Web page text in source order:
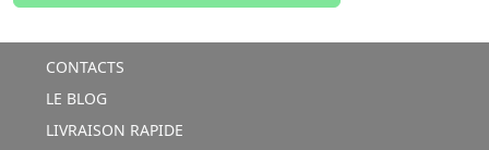
CONTACTS
LE BLOG
LIVRAISON RAPIDE